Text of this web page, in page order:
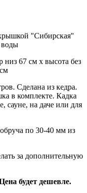
"Сибирская"
воды
низ 67 см х высота без
Сделана из кедра.
в комплекте. Кадка
сауне, на даче или для
по 30-40 мм из
за дополнительную
будет дешевле.